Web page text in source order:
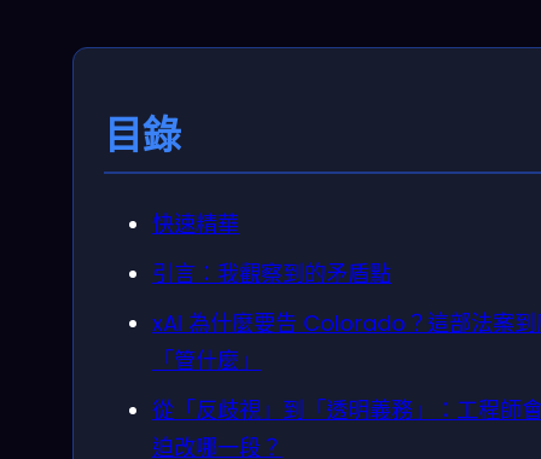
目錄
快速精華
引言：我觀察到的矛盾點
xAI 為什麼要告 Colorado？這部法案到
「管什麼」
從「反歧視」到「透明義務」：工程師
迫改哪一段？